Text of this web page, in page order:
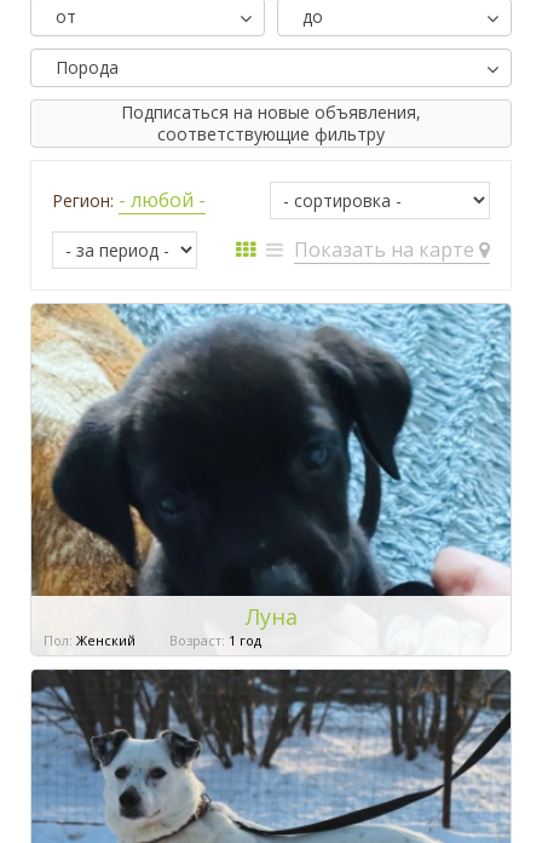
от
до
Порода
Подписаться на новые объявления,
соответствующие фильтру
Регион: - любой -
Показать на карте
Луна
Пол: Женский Возраст: 1 год